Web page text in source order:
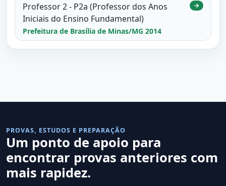
Professor 2 - P2a (Professor dos Anos
Iniciais do Ensino Fundamental)
Prefeitura de Brasília de Minas/MG 2014
→
PROVAS, ESTUDOS E PREPARAÇÃO
Um ponto de apoio para
encontrar provas anteriores com
mais rapidez.